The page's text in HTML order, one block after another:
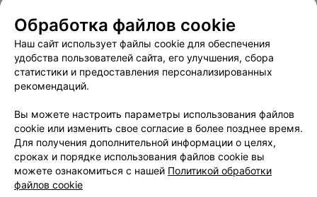
Пользовательское соглашение
Способы оплаты
Вакансии
Партнеры
Написать руководителю 103.by
Обработка персональных данных
Обработка файлов cookie
Наш сайт использует файлы cookie для обеспечения
удобства пользователей сайта, его улучшения, сбора
статистики и предоставления персонализированных
рекомендаций.
Вы можете настроить параметры использования файлов
cookie или изменить свое согласие в более позднее время.
Для получения дополнительной информации о целях,
сроках и порядке использования файлов cookie вы
можете ознакомиться с нашей Политикой обработки
файлов cookie